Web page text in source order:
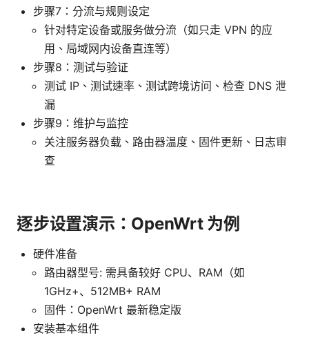
步骤7：分流与规则设定
针对特定设备或服务做分流（如只走 VPN 的应
用、局域网内设备直连等）
步骤8：测试与验证
测试 IP、测试速率、测试跨境访问、检查 DNS 泄
漏
步骤9：维护与监控
关注服务器负载、路由器温度、固件更新、日志审
查
逐步设置演示：OpenWrt 为例
硬件准备
路由器型号: 需具备较好 CPU、RAM（如
1GHz+、512MB+ RAM
固件：OpenWrt 最新稳定版
安装基本组件